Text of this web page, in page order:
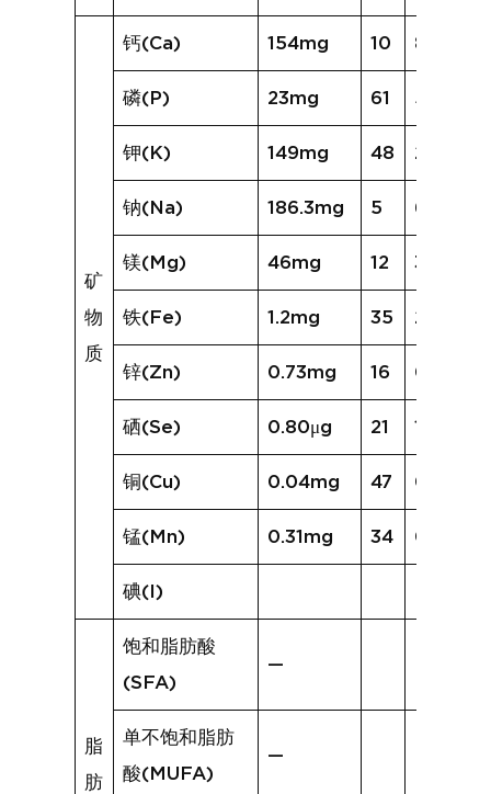
矿
物
质
钙(Ca) 154mg 10 84mg
磷(P) 23mg 61 56mg
钾(K) 149mg 48 254mg
钠(Na) 186.3mg 5 66.0mg
镁(Mg) 46mg 12 32mg
铁(Fe) 1.2mg 35 2.4mg
锌(Zn) 0.73mg 16 0.74mg
硒(Se) 0.80μg 21 1.07μg
铜(Cu) 0.04mg 47 0.17mg
锰(Mn) 0.31mg 34 0.54mg
碘(I)
脂
肪
饱和脂肪酸
(SFA)
—
单不饱和脂肪
酸(MUFA)
—